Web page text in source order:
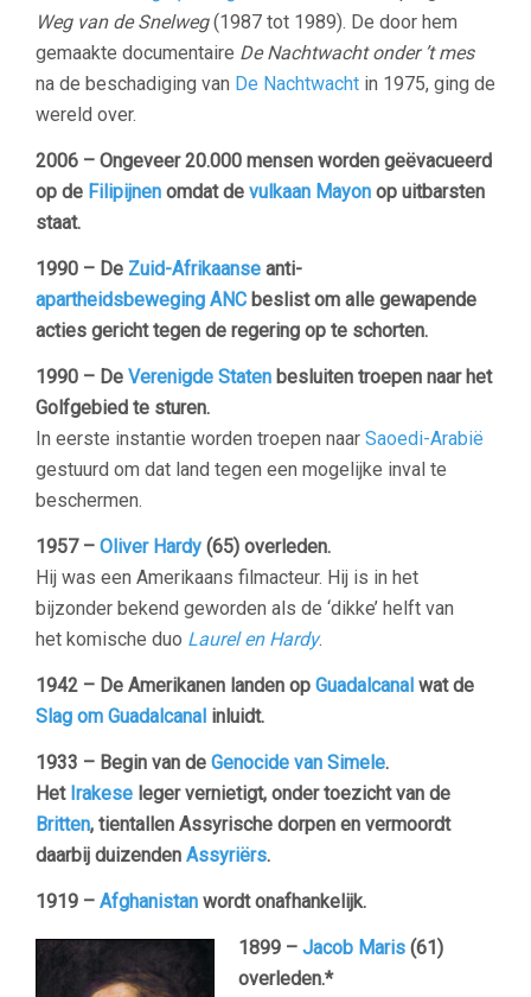
Weg van de Snelweg(1987 tot 1989). De door hem
gemaakte documentaire De Nachtwacht onder ’t mes
na de beschadiging van De Nachtwacht in 1975, ging de
wereld over.
2006 – Ongeveer 20.000 mensen worden geëvacueerd
op de Filipijnen omdat de vulkaan Mayon op uitbarsten
staat.
1990 – De Zuid-Afrikaanse anti-
apartheidsbeweging ANC beslist om alle gewapende
acties gericht tegen de regering op te schorten.
1990 – De Verenigde Staten besluiten troepen naar het
Golfgebied te sturen.
In eerste instantie worden troepen naar Saoedi-Arabië
gestuurd om dat land tegen een mogelijke inval te
beschermen.
1957 – Oliver Hardy (65) overleden.
Hij was een Amerikaans filmacteur. Hij is in het
bijzonder bekend geworden als de ‘dikke’ helft van
het komische duo Laurel en Hardy.
1942 – De Amerikanen landen op Guadalcanal wat de
Slag om Guadalcanal inluidt.
1933 – Begin van de Genocide van Simele.
Het Irakese leger vernietigt, onder toezicht van de
Britten, tientallen Assyrische dorpen en vermoordt
daarbij duizenden Assyriërs.
1919 – Afghanistan wordt onafhankelijk.
1899 – Jacob Maris (61)
overleden.*